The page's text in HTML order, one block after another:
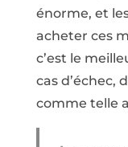
énorme, et
acheter ces
c’est le
cas d’échec,
comme telle